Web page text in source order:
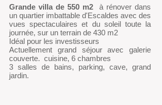
Grande villa de 550 m2
à rénover dans
un quartier imbattable d'Escaldes avec des
vues spectaculaires et du soleil toute la
journée, sur un terrain de 430 m2
Idéal pour les investisseurs
Actuellement grand séjour avec galerie
couverte. cuisine, 6 chambres
3 salles de bains, parking, cave, grand
jardin.